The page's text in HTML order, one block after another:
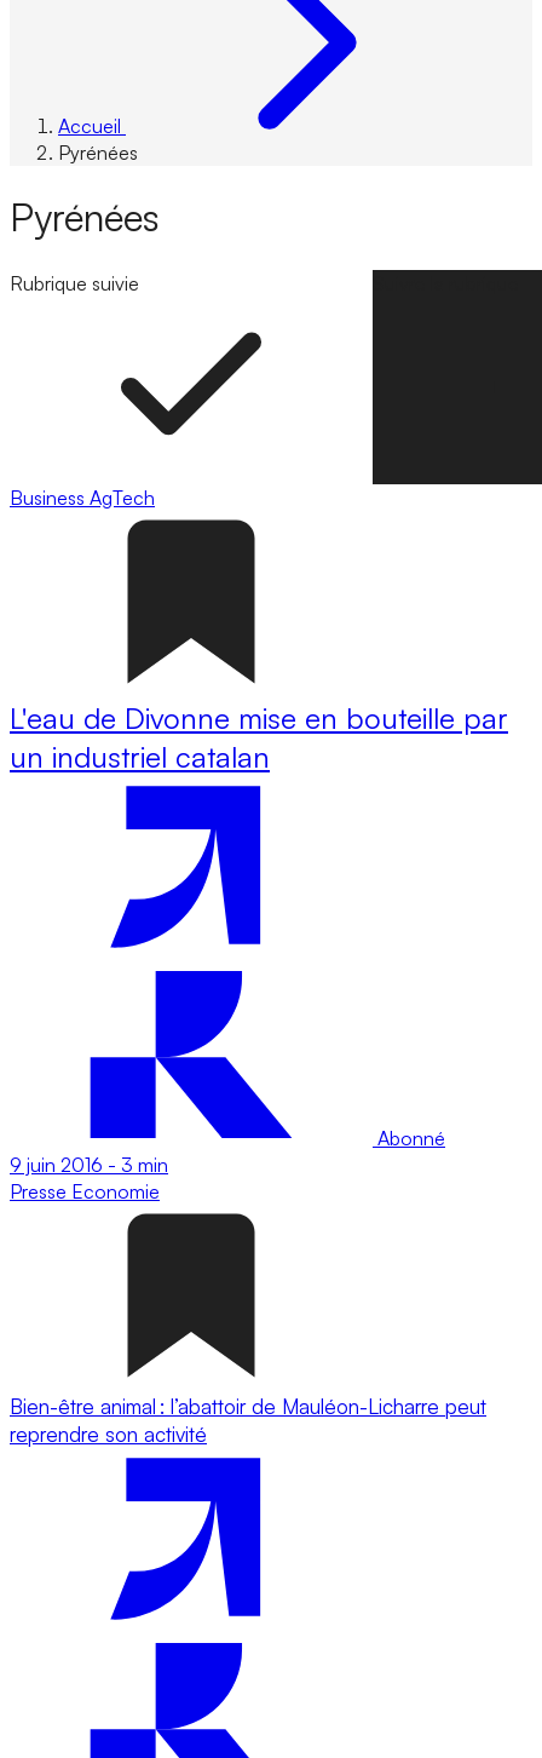
Accueil
Pyrénées
Pyrénées
Rubrique suivie
Business AgTech
L'eau de Divonne mise en bouteille par
un industriel catalan
Abonné
9 juin 2016 - 3 min
Presse Economie
Bien-être animal : l’abattoir de Mauléon-Licharre peut
reprendre son activité